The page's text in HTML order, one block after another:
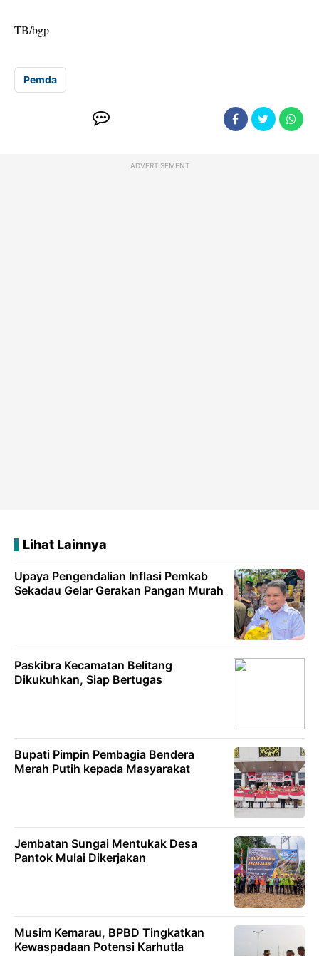
TB/bgp
Pemda
ADVERTISEMENT
Lihat Lainnya
Upaya Pengendalian Inflasi Pemkab
Sekadau Gelar Gerakan Pangan Murah
Paskibra Kecamatan Belitang
Dikukuhkan, Siap Bertugas
Bupati Pimpin Pembagia Bendera
Merah Putih kepada Masyarakat
Jembatan Sungai Mentukak Desa
Pantok Mulai Dikerjakan
Musim Kemarau, BPBD Tingkatkan
Kewaspadaan Potensi Karhutla